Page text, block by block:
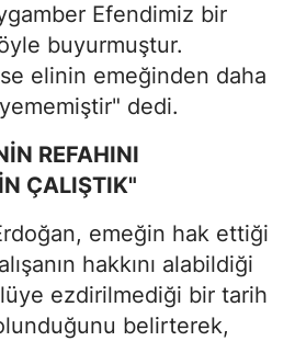
Efendimiz bir
buyurmuştur.
elinin emeğinden daha
dedi.
REFAHINI
ÇALIŞTIK"
emeğin hak ettiği
hakkını alabildiği
ezdirilmediği bir tarih
belirterek,